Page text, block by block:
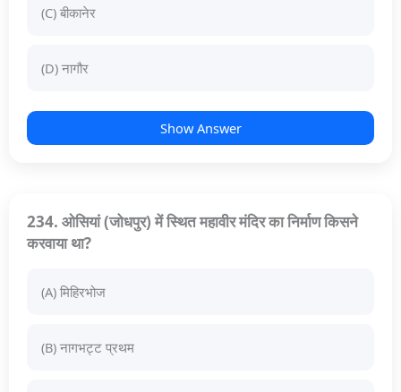
(C) बीकानेर
(D) नागौर
Show Answer
234. ओसियां (जोधपुर) में स्थित महावीर मंदिर का निर्माण किसने
करवाया था?
(A) मिहिरभोज
(B) नागभट्ट प्रथम